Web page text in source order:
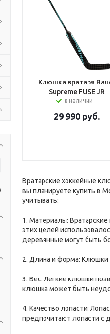
Клюшка вратаря
Supreme FUSE JR
в наличии
29 990 руб.
Вратарские хоккейные
вы планируете купить в
учитывать:
1. Материалы: Вратарские
этих целей
деревянные могут быть
2. Длина и форма: Клюшки
3. Вес: Легкие клюшки
клюшка может быть
4. Качество лопасти:
предпочитают лопасти с